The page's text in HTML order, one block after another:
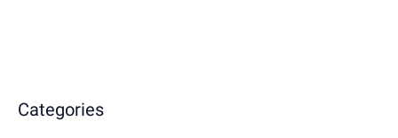
Categories